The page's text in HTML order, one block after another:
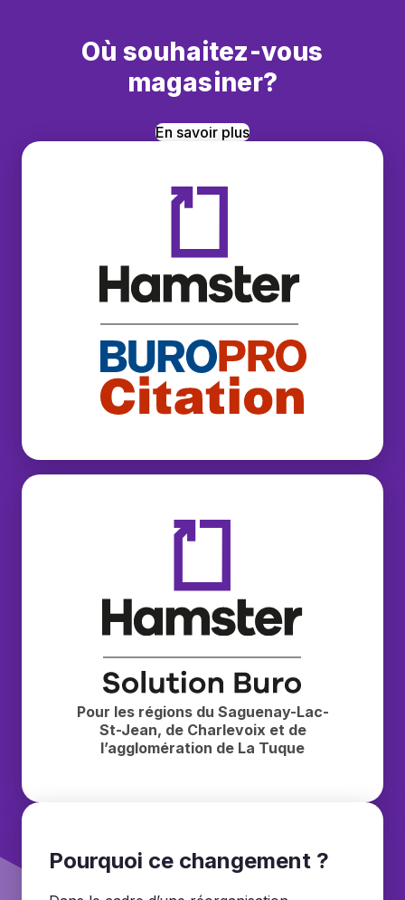
Où souhaitez-vous
magasiner?
En savoir plus
Hamster — Solution Buro
Pour les régions du Saguenay-Lac-
St-Jean, de Charlevoix et de
l’agglomération de La Tuque
Pourquoi ce changement ?